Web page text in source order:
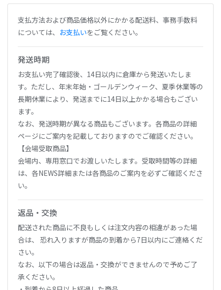
支払方法および商品価格以外にかかる配送料、事務手数料
については、 お支払いをご覧ください。
発送時期
お支払い完了確認後、14日以内に倉庫から発送いたしま
す。ただし、年末年始・ゴールデンウィーク、夏季休業等の
長期休業により、発送までに14日以上かかる場合もござい
ます。
なお、発送時期が異なる商品もございます。各商品の詳細
ページにご案内を記載しておりますのでご確認ください。
【会場受取商品】
会場内、専用窓口でお渡しいたします。受取時間等の詳細
は、各NEWS詳細または各商品のご案内を必ずご確認くださ
い。
返品・交換
配送された商品に不良もしくは注文内容の相違があった場
合は、 恐れ入りますが商品の到着から7日以内にご連絡くだ
さい。
なお、以下の場合は返品・交換ができませんので予めご了
承ください。